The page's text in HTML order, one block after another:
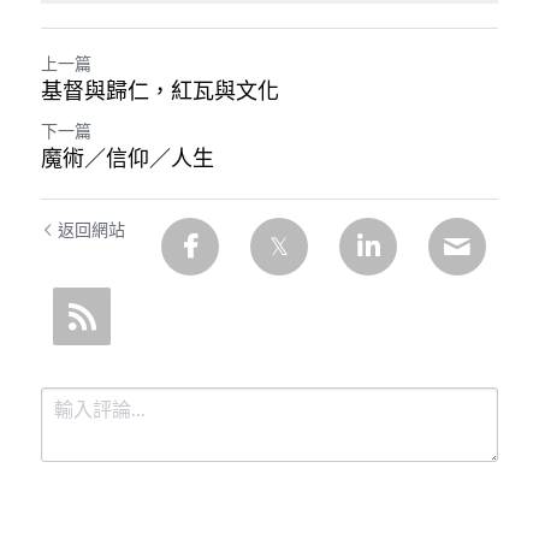
上一篇
基督與歸仁，紅瓦與文化
下一篇
魔術／信仰／人生
返回網站